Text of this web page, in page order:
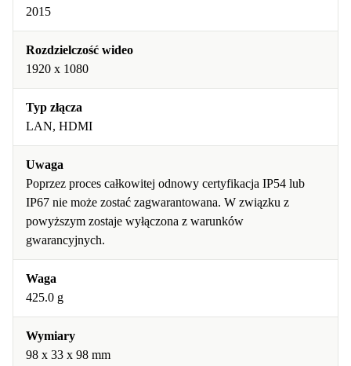
2015
Rozdzielczość wideo
1920 x 1080
Typ złącza
LAN, HDMI
Uwaga
Poprzez proces całkowitej odnowy certyfikacja IP54 lub
IP67 nie może zostać zagwarantowana. W związku z
powyższym zostaje wyłączona z warunków
gwarancyjnych.
Waga
425.0 g
Wymiary
98 x 33 x 98 mm